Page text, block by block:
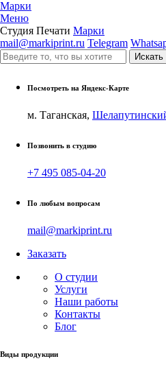
Марки
Меню
Студия Печати Марки
mail@markiprint.ru Telegram
Посмотреть на Яндекс-Карте
м. Таганская,
Позвонить в студию
+7 495 085-04-20
По любым вопросам
mail@markiprint.ru
Заказать
О студии
Услуги
Наши работы
Контакты
Блог
Виды продукции